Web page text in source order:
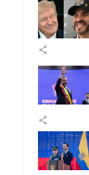
share
share